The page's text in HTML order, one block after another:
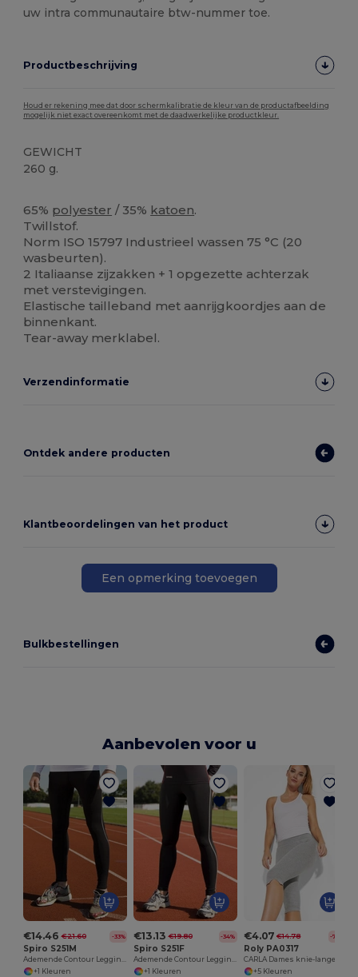
uw intra communautaire btw-nummer toe.
Productbeschrijving
Houd er rekening mee dat door schermkalibratie de kleur van de productafbeelding
mogelijk niet exact overeenkomt met de daadwerkelijke productkleur.
GEWICHT
260 g.
65% polyester / 35% katoen.
Twillstof.
Norm ISO 15797 Industrieel wassen 75 °C (20
wasbeurten).
2 Italiaanse zijzakken + 1 opgezette achterzak
met verstevigingen.
Elastische tailleband met aanrijgkoordjes aan de
binnenkant.
Tear-away merklabel.
Verzendinformatie
Ontdek andere producten
Klantbeoordelingen van het product
Een opmerking toevoegen
Bulkbestellingen
Aanbevolen voor u
€14.46 €21.60 -33%
Spiro S251M
Ademende Contour Leggings met Reflecterende Details
+1 Kleuren
€13.13 €19.80 -34%
Spiro S251F
Ademende Contour Leggings met Reflecterende Details
+1 Kleuren
€4.07 €14.78 -72%
Roly PA0317
+5 Kleuren